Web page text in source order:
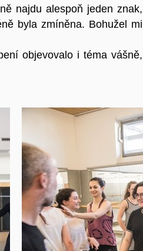
najdu alespoň jeden znak,
byla zmíněna. Bohužel mi
objevovalo i téma vášně,